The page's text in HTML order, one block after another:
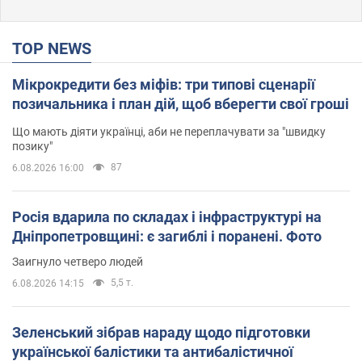
TOP NEWS
Мікрокредити без міфів: три типові сценарії
позичальника і план дій, щоб вберегти свої гроші
Що мають діяти українці, аби не переплачувати за "швидку
позику"
6.08.2026 16:00 87
Росія вдарила по складах і інфраструктурі на
Дніпропетровщині: є загиблі і поранені. Фото
Заигнуло четверо людей
6.08.2026 14:15 5,5 т.
Зеленський зібрав нараду щодо підготовки
української балістики та антибалістичної